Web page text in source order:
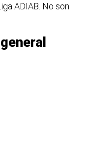
ADIAB. No son